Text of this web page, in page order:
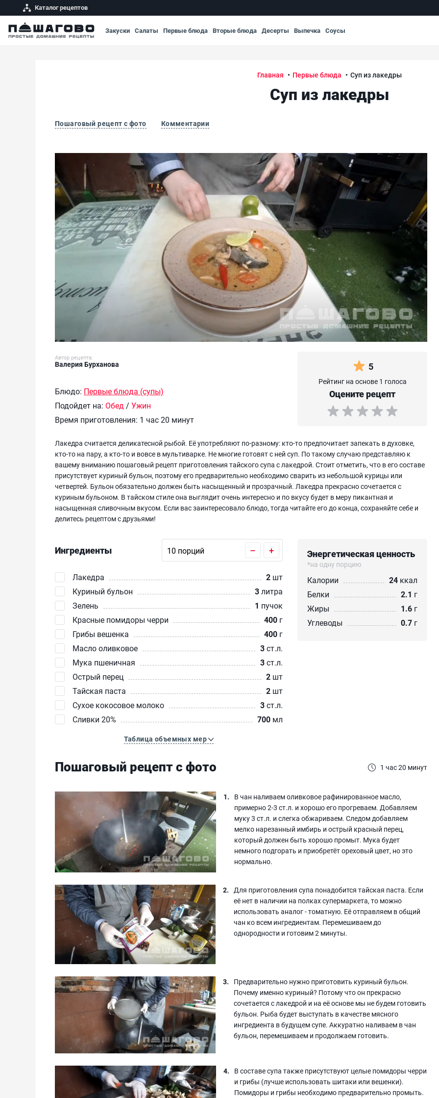
Каталог рецептов
Закуски Салаты Первые блюда Вторые блюда Десерты Выпечка Соусы
Главная Первые блюда Суп из лакедры
Суп из лакедры
Пошаговый рецепт с фото Комментарии
Автор рецепта:
Валерия Бурханова
Блюдо: Первые блюда (супы)
Подойдет на: Обед / Ужин
Время приготовления: 1 час 20 минут
5
Рейтинг на основе 1 голоса
Оцените рецепт
Лакедра считается деликатесной рыбой. Её употребляют по-разному: кто-то предпочитает запекать в духовке,
кто-то на пару, а кто-то и вовсе в мультиварке. Не многие готовят с ней суп. По такому случаю представляю к
вашему вниманию пошаговый рецепт приготовления тайского супа с лакедрой. Стоит отметить, что в его составе
присутствует куриный бульон, поэтому его предварительно необходимо сварить из небольшой курицы или
четвертей. Бульон обязательно должен быть насыщенный и прозрачный. Лакедра прекрасно сочетается с
куриным бульоном. В тайском стиле она выглядит очень интересно и по вкусу будет в меру пикантная и
насыщенная сливочным вкусом. Если вас заинтересовало блюдо, тогда читайте его до конца, сохраняйте себе и
делитесь рецептом с друзьями!
Ингредиенты – +
Лакедра 2 шт
Куриный бульон
3литра
Зелень
1 пучок
Красные помидоры черри
400 г
Грибы вешенка
400 г
Масло оливковое
3ст.л.
Мука пшеничная
3ст.л.
Острый перец
2 шт
Тайская паста
2 шт
Сухое кокосовое молоко
3ст.л.
Сливки 20%
700 мл
Таблица объемных мер
Энергетическая ценность
*на одну порцию
Калории 24 ккал
Белки
2.1 г
Жиры
1.6 г
Углеводы
0.7 г
Пошаговый рецепт с фото 1 час 20 минут
В чан наливаем оливковое рафинированное масло,
примерно 2-3 ст.л. и хорошо его прогреваем. Добавляем
муку 3 ст.л. и слегка обжариваем. Следом добавляем
мелко нарезанный имбирь и острый красный перец,
который должен быть хорошо промыт. Мука будет
немного подгорать и приобретёт ореховый цвет, но это
нормально.
Для приготовления супа понадобится тайская паста. Если
её нет в наличии на полках супермаркета, то можно
использовать аналог - томатную. Её отправляем в общий
чан ко всем ингредиентам. Перемешиваем до
однородности и готовим 2 минуты.
Предварительно нужно приготовить куриный бульон.
Почему именно куриный? Потому что он прекрасно
сочетается с лакедрой и на её основе мы не будем готовить
бульон. Рыба будет выступать в качестве мясного
ингредиента в будущем супе. Аккуратно наливаем в чан
бульон, перемешиваем и продолжаем готовить.
В составе супа также присутствуют целые помидоры черри
и грибы (лучше использовать шитаки или вешенки).
Помидоры и грибы необходимо предварительно промыть.